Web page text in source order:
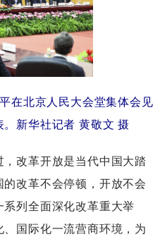
北京人民大会堂集体会见
。新华社记者黄敬文摄
改革开放是当代中国大踏
改革不会停顿，开放不会
系列全面深化改革重大举
国际化一流营商环境，为